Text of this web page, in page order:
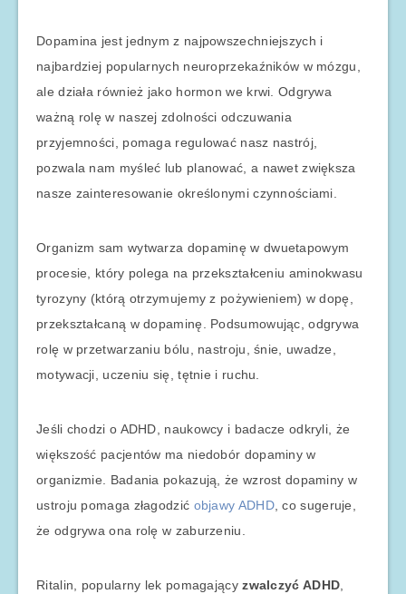
Dopamina jest jednym z najpowszechniejszych i
najbardziej popularnych neuroprzekaźników w mózgu,
ale działa również jako hormon we krwi. Odgrywa
ważną rolę w naszej zdolności odczuwania
przyjemności, pomaga regulować nasz nastrój,
pozwala nam myśleć lub planować, a nawet zwiększa
nasze zainteresowanie określonymi czynnościami.
Organizm sam wytwarza dopaminę w dwuetapowym
procesie, który polega na przekształceniu aminokwasu
tyrozyny (którą otrzymujemy z pożywieniem) w dopę,
przekształcaną w dopaminę. Podsumowując, odgrywa
rolę w przetwarzaniu bólu, nastroju, śnie, uwadze,
motywacji, uczeniu się, tętnie i ruchu.
Jeśli chodzi o ADHD, naukowcy i badacze odkryli, że
większość pacjentów ma niedobór dopaminy w
organizmie. Badania pokazują, że wzrost dopaminy w
ustroju pomaga złagodzić objawy ADHD, co sugeruje,
że odgrywa ona rolę w zaburzeniu.
Ritalin, popularny lek pomagającyzwalczyć ADHD